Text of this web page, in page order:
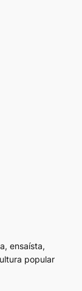
ensaísta,
popular